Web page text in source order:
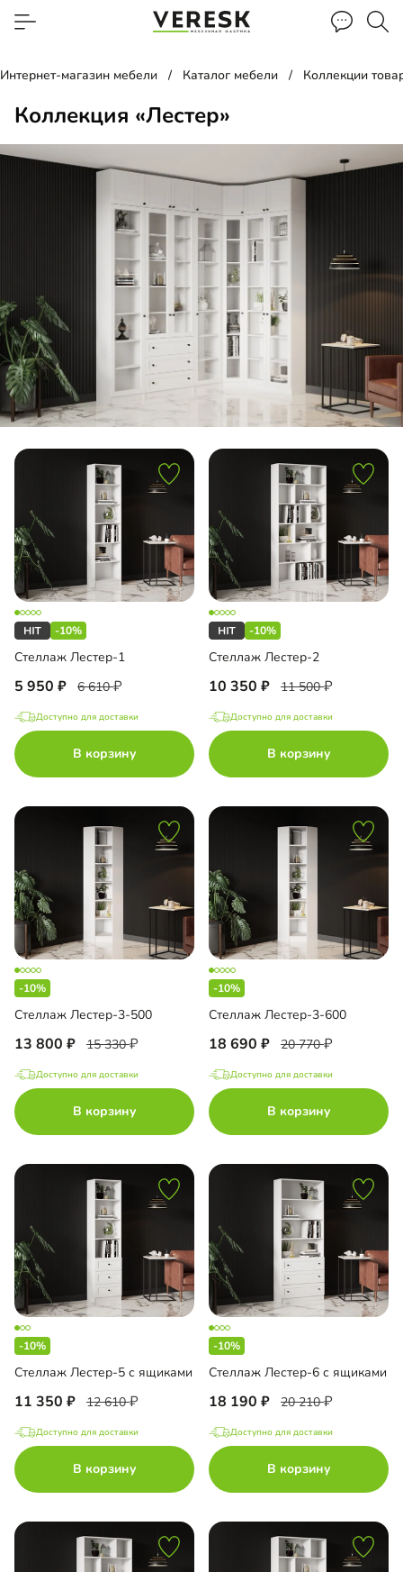
Интернет-магазин мебели Каталог мебели Коллекции
Коллекция «Лестер»
-10%
Стеллаж Лестер-1
5 950 6 610
Доступно для доставки
В корзину
-10%
Стеллаж Лестер-2
10 350 11 500
Доступно для доставки
В корзину
-10%
Стеллаж Лестер-3-500
13 800 15 330
Доступно для доставки
В корзину
-10%
Стеллаж Лестер-3-600
18 690 20 770
Доступно для доставки
В корзину
-10%
Стеллаж Лестер-5 с ящиками
11 350 12 610
Доступно для доставки
В корзину
-10%
Стеллаж Лестер-6 с ящиками
18 190 20 210
Доступно для доставки
В корзину